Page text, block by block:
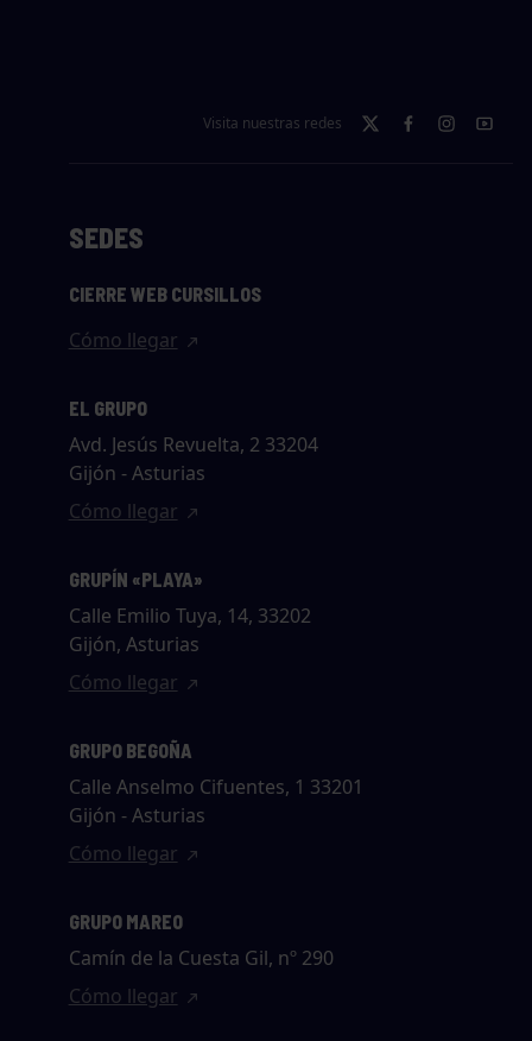
Visita nuestras redes
SEDES
CIERRE WEB CURSILLOS
Cómo llegar
EL GRUPO
Avd. Jesús Revuelta, 2 33204
Gijón - Asturias
Cómo llegar
GRUPÍN «PLAYA»
Calle Emilio Tuya, 14, 33202
Gijón, Asturias
Cómo llegar
GRUPO BEGOÑA
Calle Anselmo Cifuentes, 1 33201
Gijón - Asturias
Cómo llegar
GRUPO MAREO
Camín de la Cuesta Gil, nº 290
Cómo llegar